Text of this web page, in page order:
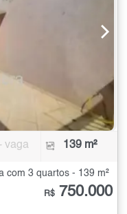
- vaga 139 m²
com 3 quartos - 139 m²
R$ 750.000